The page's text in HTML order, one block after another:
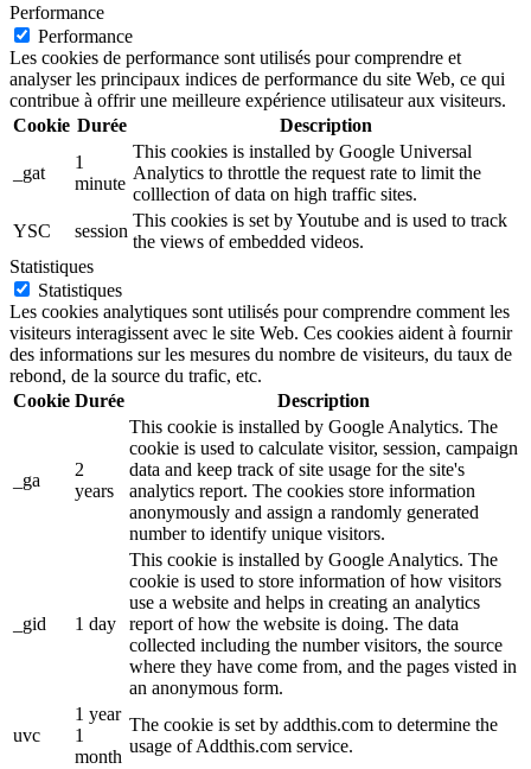
Performance
Performance
Les cookies de performance sont utilisés pour comprendre et
analyser les principaux indices de performance du site Web, ce qui
contribue à offrir une meilleure expérience utilisateur aux visiteurs.
Cookie Durée Description
_gat
1
minute
This cookies is installed by Google Universal
Analytics to throttle the request rate to limit the
colllection of data on high traffic sites.
YSC
session
This cookies is set by Youtube and is used to track
the views of embedded videos.
Statistiques
Statistiques
Les cookies analytiques sont utilisés pour comprendre comment les
visiteurs interagissent avec le site Web. Ces cookies aident à fournir
des informations sur les mesures du nombre de visiteurs, du taux de
rebond, de la source du trafic, etc.
Cookie Durée Description
_ga
2
years
This cookie is installed by Google Analytics. The
cookie is used to calculate visitor, session, campaign
data and keep track of site usage for the site's
analytics report. The cookies store information
anonymously and assign a randomly generated
number to identify unique visitors.
_gid 1 day
This cookie is installed by Google Analytics. The
cookie is used to store information of how visitors
use a website and helps in creating an analytics
report of how the website is doing. The data
collected including the number visitors, the source
where they have come from, and the pages visted in
an anonymous form.
uvc
1 year
1
month
The cookie is set by addthis.com to determine the
usage of Addthis.com service.